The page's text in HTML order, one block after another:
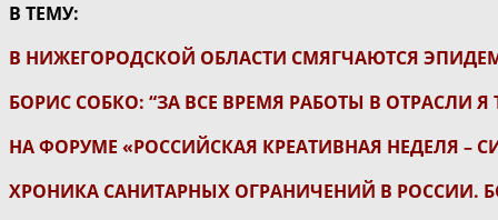
В ТЕМУ:
В НИЖЕГОРОДСКОЙ ОБЛАСТИ СМЯГЧАЮТСЯ
БОРИС СОБКО: “ЗА ВСЕ ВРЕМЯ РАБОТЫ В ОТРАСЛИ
НА ФОРУМЕ «РОССИЙСКАЯ КРЕАТИВНАЯ НЕДЕЛЯ –
ХРОНИКА САНИТАРНЫХ ОГРАНИЧЕНИЙ В РОССИИ.